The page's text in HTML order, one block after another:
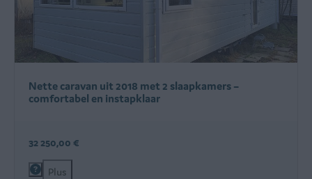
Nette caravan uit 2018 met 2 slaapkamers –
comfortabel en instapklaar
32 250,00 €
Plus